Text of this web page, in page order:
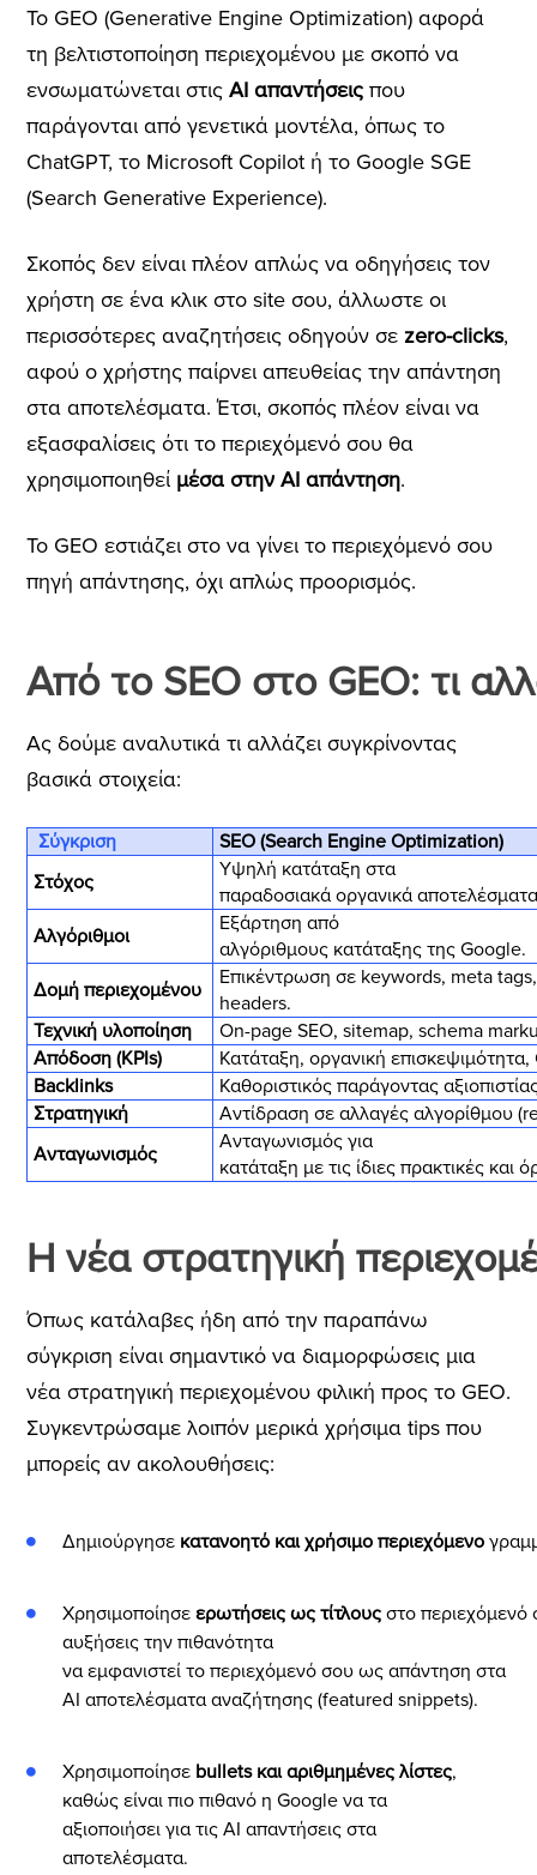
Το GEO (Generative Engine Optimization) αφορά
τη βελτιστοποίηση περιεχομένου με σκοπό να
ενσωματώνεται στιςAI απαντήσειςπου
παράγονται από γενετικά μοντέλα, όπως το
ChatGPT, το Microsoft Copilot ή το Google SGE
(Search Generative Experience).
Σκοπός δεν είναι πλέον απλώς να οδηγήσεις τον
χρήστη σε ένα κλικ στο site σου, άλλωστε οι
περισσότερες αναζητήσεις οδηγούν σε zero-clicks,
αφού ο χρήστης παίρνει απευθείας την απάντηση
στα αποτελέσματα. Έτσι, σκοπός πλέον είναι να
εξασφαλίσεις ότι το περιεχόμενό σου θα
χρησιμοποιηθεί μέσα στην AI απάντηση.
Το GEO εστιάζει στο να γίνει το περιεχόμενό σου
πηγή απάντησης, όχι απλώς προορισμός.
Από το SEO στο GEO: τι
Ας δούμε αναλυτικά τι αλλάζει συγκρίνοντας
βασικά στοιχεία:
Σύγκριση
SEO (Search Engine Optimization)
Στόχος
Υψηλή κατάταξη στα
παραδοσιακά οργανικά
Αλγόριθμοι
Εξάρτηση από
αλγόριθμους κατάταξης της Google.
Δομή περιεχομένου
Επικέντρωση σε keywords, meta tags,
headers.
Τεχνική υλοποίηση
On-page SEO, sitemap, schema
Απόδοση (KPIs)
Κατάταξη, οργανική επισκεψιμότητα,
Backlinks
Καθοριστικός παράγοντας
Στρατηγική
Αντίδραση σε αλλαγές αλγορίθμου
Ανταγωνισμός
Ανταγωνισμός για
κατάταξη με τις ίδιες πρακτικές και
Η νέα στρατηγική
Όπως κατάλαβες ήδη από την παραπάνω
σύγκριση είναι σημαντικό να διαμορφώσεις μια
νέα στρατηγική περιεχομένου φιλική προς το GEO.
Συγκεντρώσαμε λοιπόν μερικά χρήσιμα tips που
μπορείς αν ακολουθήσεις:
Δημιούργησε κατανοητό και χρήσιμο περιεχόμενο
Χρησιμοποίησε ερωτήσεις ως τίτλουςστο περιεχόμενό
αυξήσεις την πιθανότητα
να εμφανιστεί το περιεχόμενό σου ως απάντηση στα
AI αποτελέσματα αναζήτησης (featured snippets).
Χρησιμοποίησε bullets και αριθμημένες λίστες,
καθώς είναι πιο πιθανό η Google να τα
αξιοποιήσει για τις AI απαντήσεις στα
αποτελέσματα.